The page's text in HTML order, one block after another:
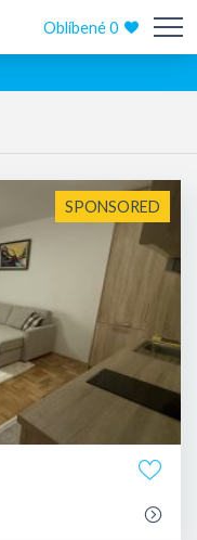
Oblíbené0
SPONSORED